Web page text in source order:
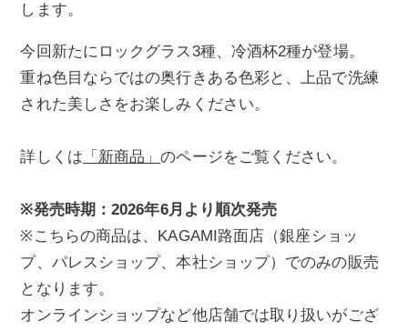
します。
今回新たにロックグラス3種、冷酒杯2種が登場。
重ね色目ならではの奥行きある色彩と、上品で洗練
された美しさをお楽しみください。
詳しくは 「新商品」のページをご覧ください。
※発売時期：2026年6月より順次発売
※こちらの商品は、KAGAMI路面店（銀座ショッ
プ、パレスショップ、本社ショップ）でのみの販売
となります。
オンラインショップなど他店舗では取り扱いがござ